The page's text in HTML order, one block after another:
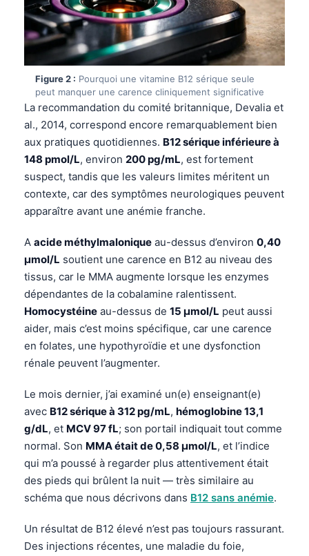
Figure 2 : Pourquoi une vitamine B12 sérique seule
peut manquer une carence cliniquement significative
La recommandation du comité britannique, Devalia et
al., 2014, correspond encore remarquablement bien
aux pratiques quotidiennes. B12 sérique inférieure à
148 pmol/L, environ 200 pg/mL, est fortement
suspect, tandis que les valeurs limites méritent un
contexte, car des symptômes neurologiques peuvent
apparaître avant une anémie franche.
A acide méthylmalonique au-dessus d’environ 0,40
µmol/L soutient une carence en B12 au niveau des
tissus, car le MMA augmente lorsque les enzymes
dépendantes de la cobalamine ralentissent.
Homocystéine au-dessus de 15 µmol/L peut aussi
aider, mais c’est moins spécifique, car une carence
en folates, une hypothyroïdie et une dysfonction
rénale peuvent l’augmenter.
Le mois dernier, j’ai examiné un(e) enseignant(e)
avec B12 sérique à 312 pg/mL, hémoglobine 13,1
g/dL, et MCV 97 fL; son portail indiquait tout comme
normal. Son MMA était de 0,58 µmol/L, et l’indice
qui m’a poussé à regarder plus attentivement était
des pieds qui brûlent la nuit — très similaire au
schéma que nous décrivons dans B12 sans anémie.
Un résultat de B12 élevé n’est pas toujours rassurant.
Des injections récentes, une maladie du foie,